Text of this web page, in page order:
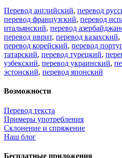
Перевод английский, перевод
перевод французский, перевод
итальянский, перевод
перевод иврит, перевод казахский,
перевод корейский, перевод
татарский, перевод турецкий,
узбекский, перевод украинский,
эстонский, перевод японский
Возможности
Перевод текста
Примеры употребления
Склонение и спряжение
Наш блог
Бесплатные приложения